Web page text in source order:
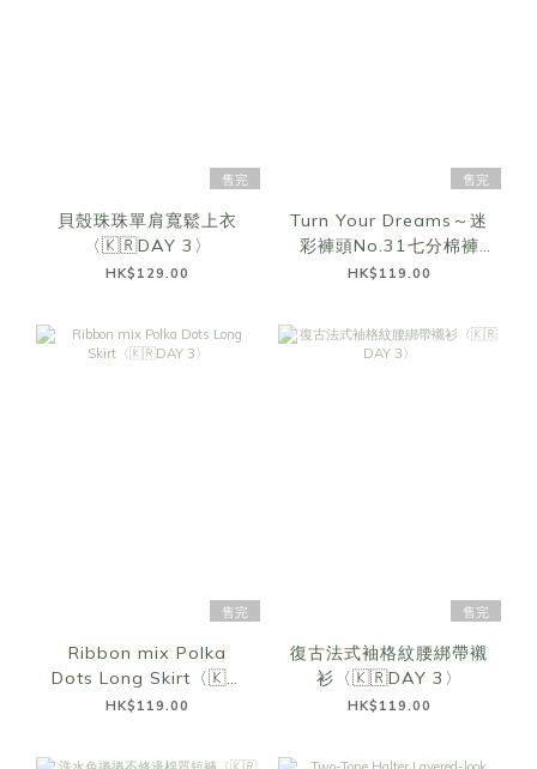
售完
貝殼珠珠單肩寬鬆上衣
〈🇰🇷DAY 3〉
HK$129.00
售完
Turn Your Dreams～迷
彩褲頭No.31七分棉褲
〈🇰🇷DAY 3〉
HK$119.00
售完
Ribbon mix Polka
Dots Long Skirt〈🇰🇷
DAY 3〉
HK$119.00
售完
復古法式袖格紋腰綁帶襯
衫〈🇰🇷DAY 3〉
HK$119.00